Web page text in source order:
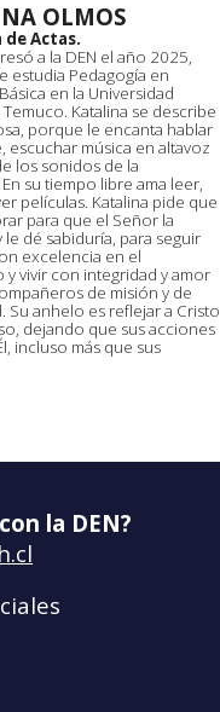
OLMOS
deActas.
a la DEN el año 2025,
estudia Pedagogía en
en la Universidad
Katalina se describe
porque le encanta hablar
escuchar música en altavoz
los sonidos de la
su tiempo libre ama leer,
películas. Katalina pide que
para que el Señor la
dé sabiduría, para seguir
excelencia en el
y vivir con integridad y amor
de misión y de
Su anhelo es reflejar a Cristo
dejando que sus acciones
incluso más que sus
la DEN?